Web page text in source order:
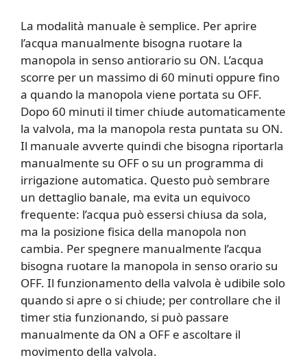
La modalità manuale è semplice. Per aprire
l’acqua manualmente bisogna ruotare la
manopola in senso antiorario su ON. L’acqua
scorre per un massimo di 60 minuti oppure fino
a quando la manopola viene portata su OFF.
Dopo 60 minuti il timer chiude automaticamente
la valvola, ma la manopola resta puntata su ON.
Il manuale avverte quindi che bisogna riportarla
manualmente su OFF o su un programma di
irrigazione automatica. Questo può sembrare
un dettaglio banale, ma evita un equivoco
frequente: l’acqua può essersi chiusa da sola,
ma la posizione fisica della manopola non
cambia. Per spegnere manualmente l’acqua
bisogna ruotare la manopola in senso orario su
OFF. Il funzionamento della valvola è udibile solo
quando si apre o si chiude; per controllare che il
timer stia funzionando, si può passare
manualmente da ON a OFF e ascoltare il
movimento della valvola.